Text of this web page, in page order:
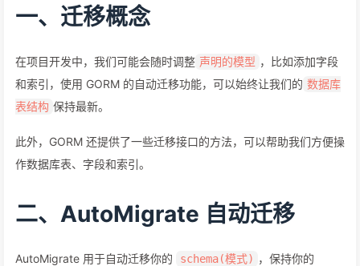
一、迁移概念
在项目开发中，我们可能会随时调整 声明的模型 ，比如添加字段
和索引，使用 GORM 的自动迁移功能，可以始终让我们的 数据库
表结构 保持最新。
此外，GORM 还提供了一些迁移接口的方法，可以帮助我们方便操
作数据库表、字段和索引。
二、AutoMigrate 自动迁移
AutoMigrate 用于自动迁移你的 schema(模式) ，保持你的